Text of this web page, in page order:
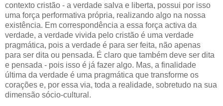
contexto cristão - a verdade salva e liberta, possui por isso
uma força performativa própria, realizando algo na nossa
existência. Em correspondência a essa força activa da
verdade, a verdade vivida pelo cristão é uma verdade
pragmática, pois a verdade é para ser feita, não apenas
para ser dita ou pensada. É claro que também deve ser dita
e pensada - pois isso é já fazer algo. Mas, a finalidade
última da verdade é uma pragmática que transforme os
corações e, por essa via, toda a realidade, sobretudo na sua
dimensão sócio-cultural.